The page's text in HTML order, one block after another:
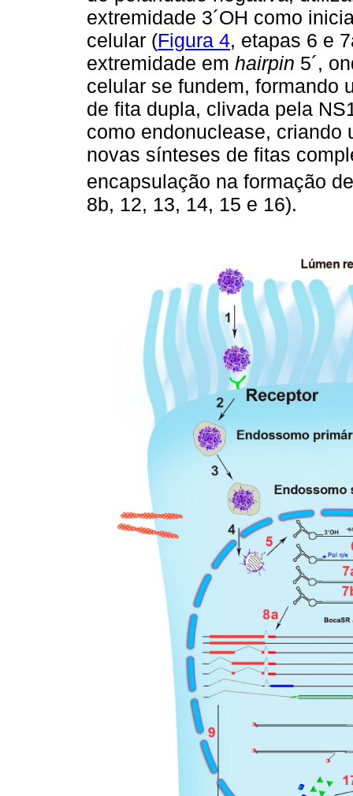
extremidade 3´OH como
celular (Figura 4, etapas 6 e
extremidade em hairpin 5´,
celular se fundem, formando
de fita dupla, clivada pela
como endonuclease, criando
novas sínteses de fitas
encapsulação na formação
8b, 12, 13, 14, 15 e 16).